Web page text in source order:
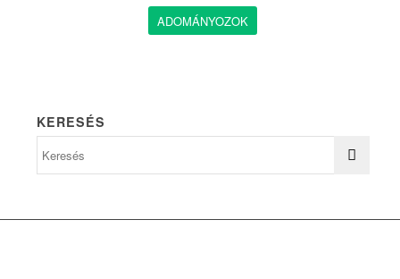
ADOMÁNYOZOK
KERESÉS